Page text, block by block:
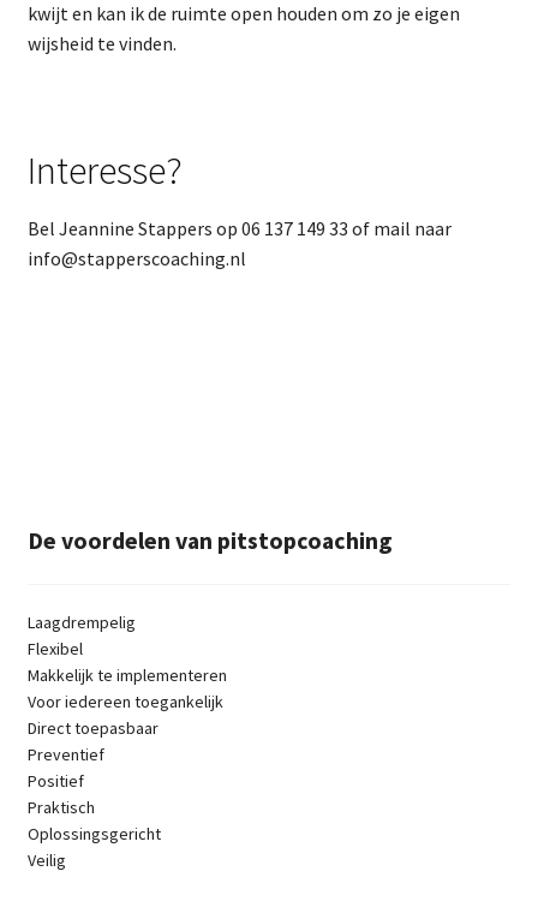
kwijt en kan ik de ruimte open houden om zo je eigen
wijsheid te vinden.
Interesse?
Bel Jeannine Stappers op 06 137 149 33 of mail naar
info@stapperscoaching.nl
De voordelen van pitstopcoaching
Laagdrempelig
Flexibel
Makkelijk te implementeren
Voor iedereen toegankelijk
Direct toepasbaar
Preventief
Positief
Praktisch
Oplossingsgericht
Veilig